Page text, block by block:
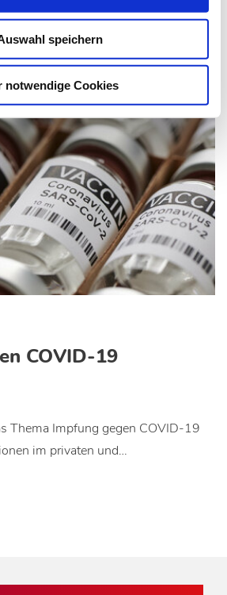
speichern
notwendige Cookies
in Zeiten der COVID-19-
empfehle ich meinen Patienten?“…
COVID-19
Thema Impfung gegen COVID-19
im privaten und…